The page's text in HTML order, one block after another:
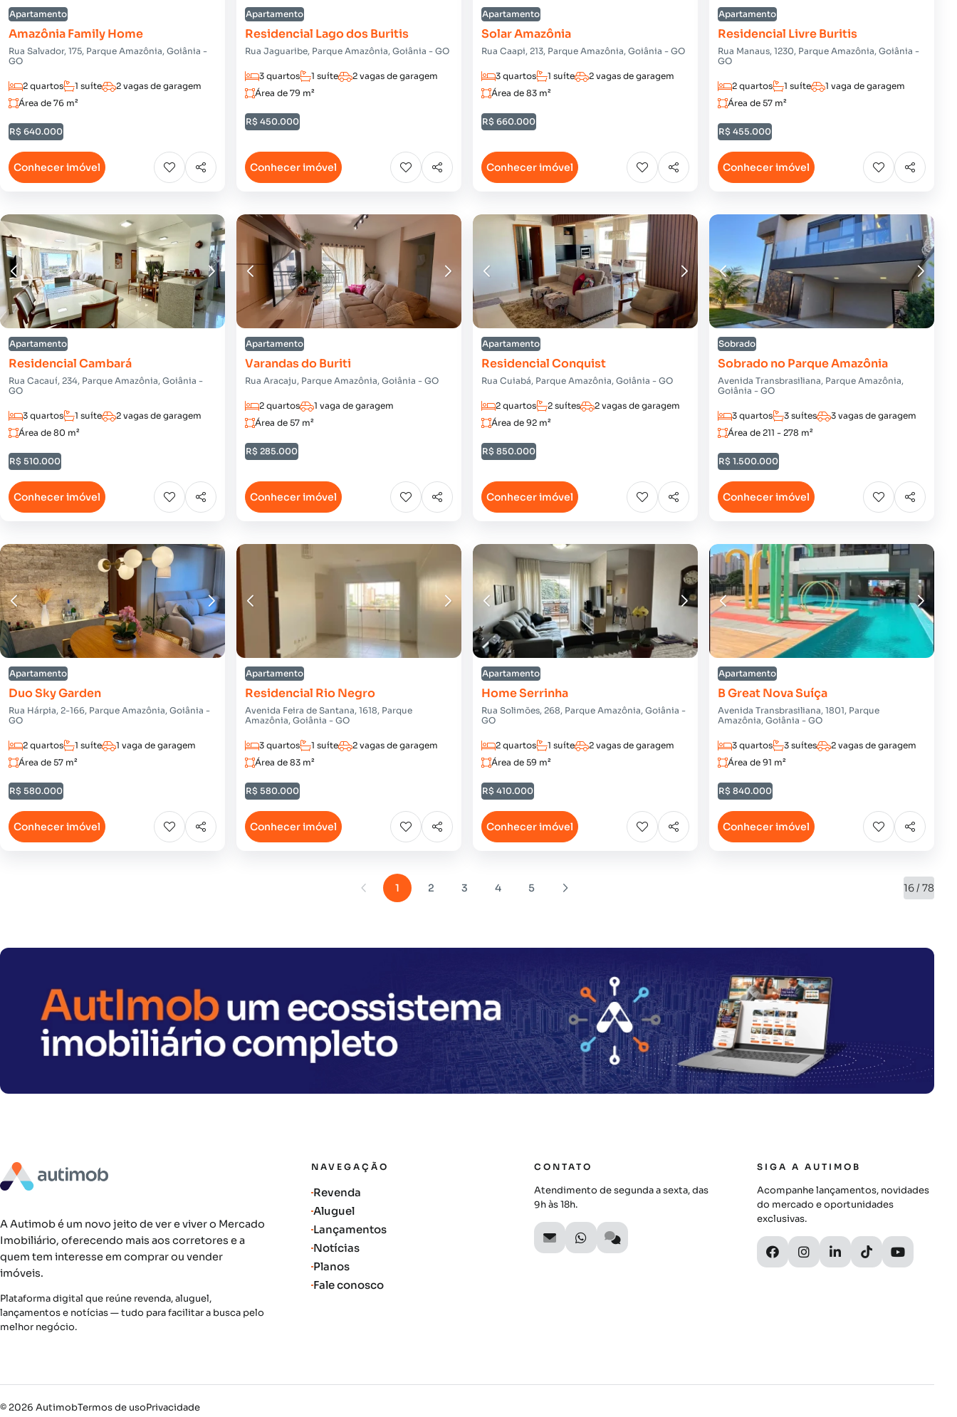
Apartamento
Amazônia Family Home
Rua Salvador, 175, Parque Amazônia, Goiânia -
GO
2 quartos 1 suíte
2 vagas de garagem
Área de 76 m²
R$ 640.000
Conhecer imóvel
Apartamento
Residencial Lago dos Buritis
Rua Jaguaribe, Parque Amazônia, Goiânia - GO
3 quartos 1 suíte
2 vagas de garagem
Área de 79 m²
R$ 450.000
Conhecer imóvel
Apartamento
Solar Amazônia
Rua Caapi, 213, Parque Amazônia, Goiânia - GO
3 quartos 1 suíte
2 vagas de garagem
Área de 83 m²
R$ 660.000
Conhecer imóvel
Apartamento
Residencial Livre Buritis
Rua Manaus, 1230, Parque Amazônia, Goiânia -
GO
2 quartos 1 suíte
1 vaga de garagem
Área de 57 m²
R$ 455.000
Conhecer imóvel
Apartamento
Residencial Cambará
Rua Cacauí, 234, Parque Amazônia, Goiânia -
GO
3 quartos 1 suíte
2 vagas de garagem
Área de 80 m²
R$ 510.000
Conhecer imóvel
Apartamento
Varandas do Buriti
Rua Aracaju, Parque Amazônia, Goiânia - GO
2 quartos
1 vaga de garagem
Área de 57 m²
R$ 285.000
Conhecer imóvel
Apartamento
Residencial Conquist
Rua Cuiabá, Parque Amazônia, Goiânia - GO
2 quartos 2 suítes
2 vagas de garagem
Área de 92 m²
R$ 850.000
Conhecer imóvel
Sobrado
Sobrado no Parque Amazônia
Avenida Transbrasiliana, Parque Amazônia,
Goiânia - GO
3 quartos 3 suítes
3 vagas de garagem
Área de 211 - 278 m²
R$ 1.500.000
Conhecer imóvel
Apartamento
Duo Sky Garden
Rua Hárpia, 2-166, Parque Amazônia, Goiânia -
GO
2 quartos 1 suíte
1 vaga de garagem
Área de 57 m²
R$ 580.000
Conhecer imóvel
Apartamento
Residencial Rio Negro
Avenida Feira de Santana, 1618, Parque
Amazônia, Goiânia - GO
3 quartos 1 suíte
2 vagas de garagem
Área de 83 m²
R$ 580.000
Conhecer imóvel
Apartamento
Home Serrinha
Rua Solimões, 268, Parque Amazônia, Goiânia -
GO
2 quartos 1 suíte
2 vagas de garagem
Área de 59 m²
R$ 410.000
Conhecer imóvel
Apartamento
B Great Nova Suíça
Avenida Transbrasiliana, 1801, Parque
Amazônia, Goiânia - GO
3 quartos 3 suítes
2 vagas de garagem
Área de 91 m²
R$ 840.000
Conhecer imóvel
1 2 3 4 5 16 / 78
A Autimob é um novo jeito de ver e viver o Mercado
Imobiliário, oferecendo mais aos corretores e a
quem tem interesse em comprar ou vender
imóveis.
Plataforma digital que reúne revenda, aluguel,
lançamentos e notícias — tudo para facilitar a busca pelo
melhor negócio.
NAVEGAÇÃO
Revenda
Aluguel
Lançamentos
Notícias
Planos
Fale conosco
CONTATO
Atendimento de segunda a sexta, das
9h às 18h.
SIGA A AUTIMOB
Acompanhe lançamentos, novidades
do mercado e oportunidades
exclusivas.
© 2026 AutimobTermos de usoPrivacidade